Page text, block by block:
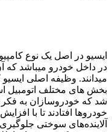
ایسیو در اصل یک نوع
در داخل خودرو میباشد که
میدانند. وظیفه اصلی
بخش های مختلف اتومبیل
شد که خودروسازان به فکر
خودروها افتادند تا با
آلاینده‌های سوختی